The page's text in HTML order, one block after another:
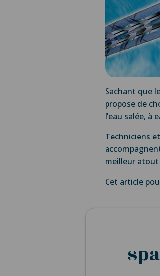
Sachant que
propose de
l’eau salée,
Techniciens
meilleur atout
Cet article